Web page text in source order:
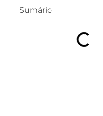
Sumário